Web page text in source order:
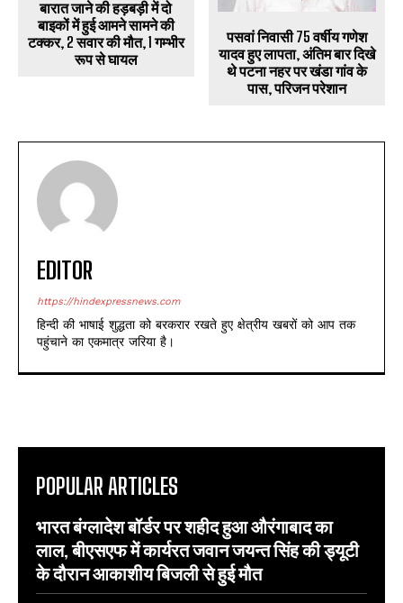
बारात जाने की हड़बड़ी में दो
बाइकों में हुई आमने सामने की
टक्कर, 2 सवार की मौत, 1 गम्भीर
रूप से घायल
पसवां निवासी 75 वर्षीय गणेश
यादव हुए लापता, अंतिम बार दिखे
थे पटना नहर पर खंडा गांव के
पास, परिजन परेशान
EDITOR
https://hindexpressnews.com
हिन्दी की भाषाई शुद्धता को बरकरार रखते हुए क्षेत्रीय खबरों को आप तक
पहुंचाने का एकमात्र जरिया है।
POPULAR ARTICLES
भारत बंग्लादेश बॉर्डर पर शहीद हुआ औरंगाबाद का
लाल, बीएसएफ में कार्यरत जवान जयन्त सिंह की ड्यूटी
के दौरान आकाशीय बिजली से हुई मौत